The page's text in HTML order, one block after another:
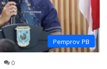
Pemprov PB
0